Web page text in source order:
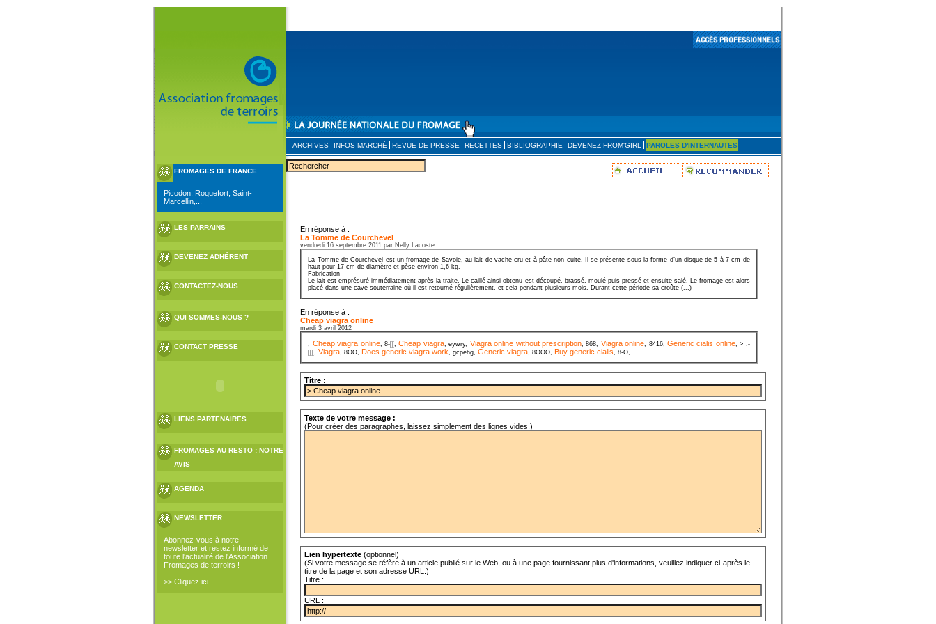
ARCHIVES INFOS MARCHÉ REVUE DE PRESSE RECETTES BIBLIOGRAPHIE DEVENEZ FROM'GIRL PAROLES D'INTERNAUTES
FROMAGES DE FRANCE
Picodon, Roquefort, Saint-
Marcellin,...
LES PARRAINS
DEVENEZ ADHÉRENT
CONTACTEZ-NOUS
QUI SOMMES-NOUS ?
CONTACT PRESSE
LIENS PARTENAIRES
FROMAGES AU RESTO : NOTRE
AVIS
AGENDA
NEWSLETTER
Abonnez-vous à notre
newsletter et restez informé de
toute l'actualité de l'Association
Fromages de terroirs !
>> Cliquez ici
En réponse à :
La Tomme de Courchevel
vendredi 16 septembre 2011 par Nelly Lacoste
La Tomme de Courchevel est un fromage de Savoie, au lait de vache cru et à pâte non cuite. Il se présente sous la forme d’un disque de 5 à 7 cm de
haut pour 17 cm de diamètre et pèse environ 1,6 kg.
Fabrication
Le lait est emprésuré immédiatement après la traite. Le caillé ainsi obtenu est découpé, brassé, moulé puis pressé et ensuite salé. Le fromage est alors
placé dans une cave souterraine où il est retourné régulièrement, et cela pendant plusieurs mois. Durant cette période sa croûte (...)
En réponse à :
Cheap viagra online
mardi 3 avril 2012
, Cheap viagra online, 8-[[,Cheap viagra, eywry, Viagra online without prescription, 868, Viagra online, 8416,Generic cialis online, > :-
[[[,Viagra, 8OO, Does generic viagra work, gcpehg,Generic viagra, 8OOO, Buy generic cialis, 8-O,
Titre :
Texte de votre message :
(Pour créer des paragraphes, laissez simplement des lignes vides.)
Lien hypertexte (optionnel)
(Si votre message se réfère à un article publié sur le Web, ou à une page fournissant plus d'informations, veuillez indiquer ci-après le
titre de la page et son adresse URL.)
Titre :
URL :